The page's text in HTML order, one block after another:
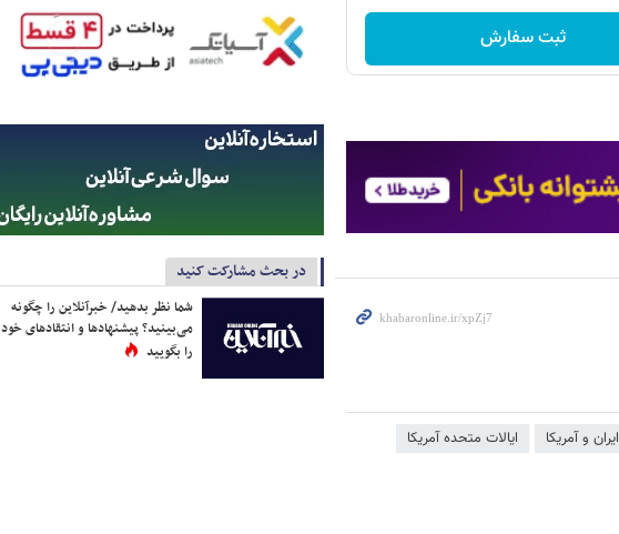
ثبت سفارش
ایران و آمریکا
ایالات متحده آمریکا
در بحث مشارکت کنید
شما نظر بدهید/ خبرآنلاین را چگونه
می‌بینید؟ پیشنهادها و انتقادهای خود
را بگویید